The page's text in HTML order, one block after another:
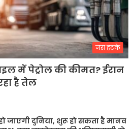
जरा हटके
में पेट्रोल की कीमत? ईरान
है तेल
जाएगी दुनिया, शुरू हो सकता है मानव